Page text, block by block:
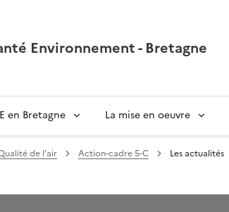
Environnement - Bretagne
en Bretagne La mise en oeuvre
de l’air Action-cadre 5-C Les actualités